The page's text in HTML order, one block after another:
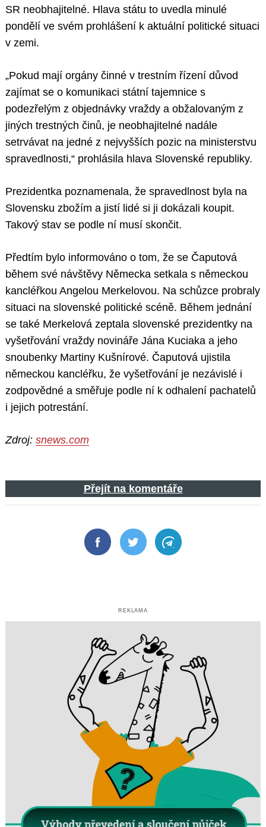
SR neobhajitelné. Hlava státu to uvedla minulé
pondělí ve svém prohlášení k aktuální politické situaci
v zemi.
„Pokud mají orgány činné v trestním řízení důvod
zajímat se o komunikaci státní tajemnice s
podezřelým z objednávky vraždy a obžalovaným z
jiných trestných činů, je neobhajitelné nadále
setrvávat na jedné z nejvyšších pozic na ministerstvu
spravedlnosti,“ prohlásila hlava Slovenské republiky.
Prezidentka poznamenala, že spravedlnost byla na
Slovensku zbožím a jistí lidé si ji dokázali koupit.
Takový stav se podle ní musí skončit.
Předtím bylo informováno o tom, že se Čaputová
během své návštěvy Německa setkala s německou
kancléřkou Angelou Merkelovou. Na schůzce probraly
situaci na slovenské politické scéně. Během jednání
se také Merkelová zeptala slovenské prezidentky na
vyšetřování vraždy novináře Jána Kuciaka a jeho
snoubenky Martiny Kušnírové. Čaputová ujistila
německou kancléřku, že vyšetřování je nezávislé i
zodpovědné a směřuje podle ní k odhalení pachatelů
i jejich potrestání.
Zdroj: snews.com
Přejít na komentáře
FacebookTwitter Telegram
REKLAMA